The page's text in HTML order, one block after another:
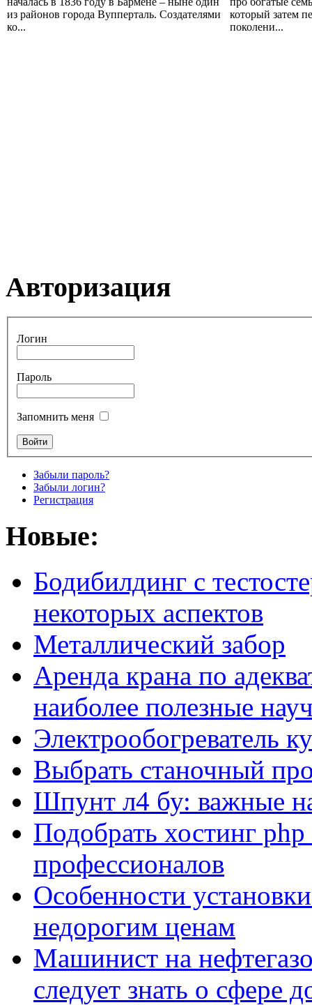
из районов города Вупперталь. Создателями
ко...
который затем
поколени...
Авторизация
Логин
Пароль
Запомнить меня
Забыли пароль?
Забыли логин?
Регистрация
Новые:
Бодибилдинг с
некоторых аспектов
Металлический забор
Аренда крана по
наиболее полезные
Электрообогреватель
Выбрать станочный
Шпунт л4 бу: важные
Подобрать хостинг
профессионалов
Особенности
недорогим ценам
Машинист на
следует знать о сфере